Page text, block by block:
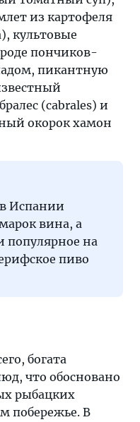
из картофеля
культовые
пончиков-
пикантную
(cabrales) и
окорок хамон
Испании
вина, а
популярное на
пиво
богата
что обосновано
рыбацких
побережье. В